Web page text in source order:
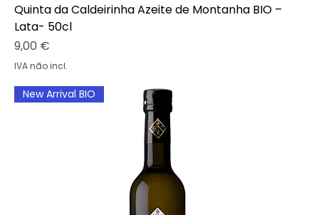
Quinta da Caldeirinha Azeite de Montanha BIO –
Lata- 50cl
Preço
9,00 €
IVA não incl.
New Arrival BIO